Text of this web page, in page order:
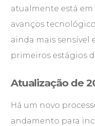
atualmente está
avanços
ainda mais sensível
primeiros estágios
Atualização de
Há um novo
andamento para